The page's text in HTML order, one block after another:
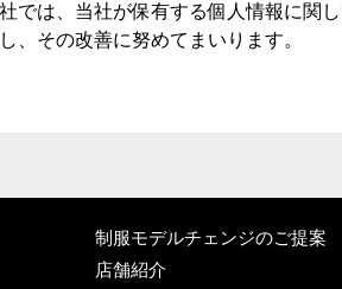
では、当社が保有する個人情報に関
、その改善に努めてまいります。
制服モデルチェンジのご提案
店舗紹介